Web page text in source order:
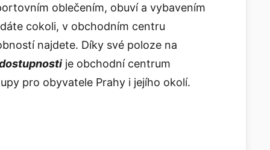
oblečením, obuví a vybavením
cokoli, v obchodním centru
najdete. Díky své poloze na
je obchodní centrum
pro obyvatele Prahy i jejího okolí.